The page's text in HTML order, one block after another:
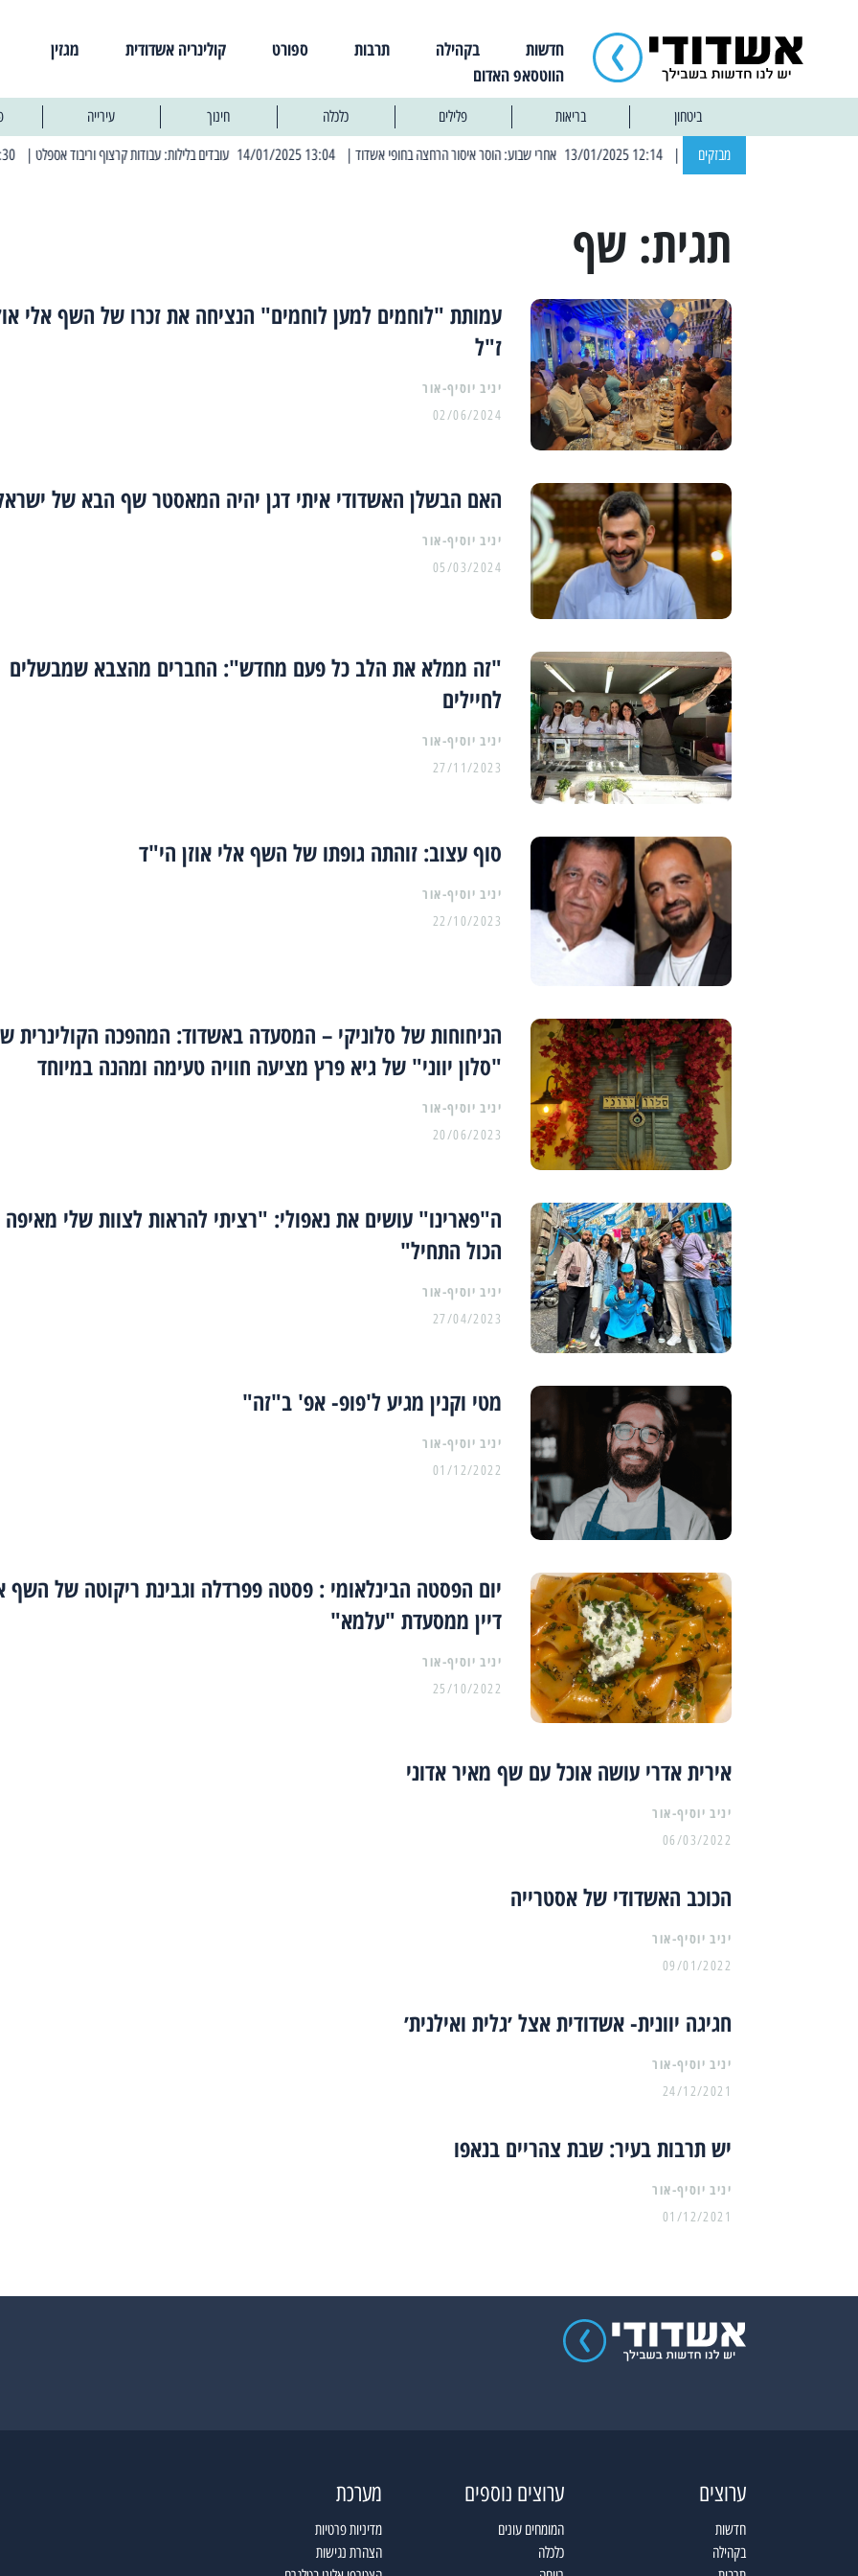
חדשות בקהילה תרבות ספורט קולינריה אשדודית
מגזין
הווטסאפ האדום
ביטחון בריאות פלילים כלכלה חינוך עירייה
מבזקים
| 12:14 13/01/2025 אחרי שבוע: הוסר איסור הרחצה בחופי אשדוד | 13:04 14/01/2025 עובדים בלילות: עבודות קרצוף וריבוד אספלט | 11:30 03/03/2025 בחמישי הקרוב: הרחובות בהם תהיה הפסקת חשמל יזומה
תגית: שף
עמותת "לוחמים למען לוחמים" הנציחה את זכרו של השף אלי
ז"ל
יניב יוסיף-אור
02/06/2024
האם הבשלן האשדודי איתי דגן יהיה המאסטר שף הבא של
יניב יוסיף-אור
05/03/2024
"זה ממלא את הלב כל פעם מחדש": החברים מהצבא שמבשלים
לחיילים
יניב יוסיף-אור
27/11/2023
סוף עצוב: זוהתה גופתו של השף אלי אוזן הי"ד
יניב יוסיף-אור
22/10/2023
הניחוחות של סלוניקי – המסעדה באשדוד: המהפכה הקולינרית
"סלון יווני" של גיא פרץ מציעה חוויה טעימה ומהנה במיוחד
יניב יוסיף-אור
20/06/2023
ה"פארינו" עושים את נאפולי: "רציתי להראות לצוות שלי מאיפה
הכול התחיל"
יניב יוסיף-אור
27/04/2023
מטי וקנין מגיע ל'פופ- אפ' ב"זה"
יניב יוסיף-אור
01/12/2022
יום הפסטה הבינלאומי : פסטה פפרדלה וגבינת ריקוטה של השף
דיין ממסעדת "עלמא"
יניב יוסיף-אור
25/10/2022
אירית אדרי עושה אוכל עם שף מאיר אדוני
יניב יוסיף-אור
06/03/2022
הכוכב האשדודי של אסטרייה
יניב יוסיף-אור
09/01/2022
חגיגה יוונית- אשדודית אצל ׳גלית ואילנית׳
יניב יוסיף-אור
24/12/2021
יש תרבות בעיר: שבת צהריים בנאפו
יניב יוסיף-אור
01/12/2021
ערוצים
חדשות
בקהילה
ערוצים נוספים
המומחים עונים
כלכלה
מערכת
מדיניות פרטיות
הצהרת נגישות